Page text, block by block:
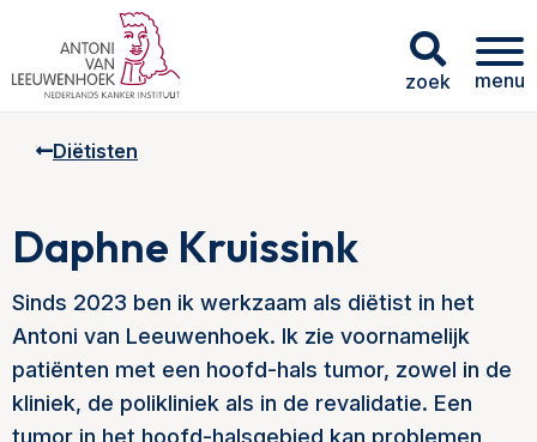
zoek menu
Diëtisten
Daphne Kruissink
Sinds 2023 ben ik werkzaam als diëtist in het
Antoni van Leeuwenhoek. Ik zie voornamelijk
patiënten met een hoofd-hals tumor, zowel in de
kliniek, de polikliniek als in de revalidatie. Een
tumor in het hoofd-halsgebied kan problemen